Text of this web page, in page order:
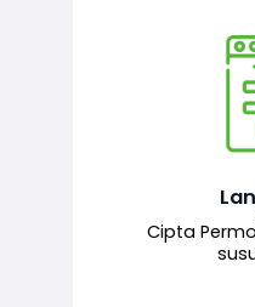
Cipta
Pemohon
baharu